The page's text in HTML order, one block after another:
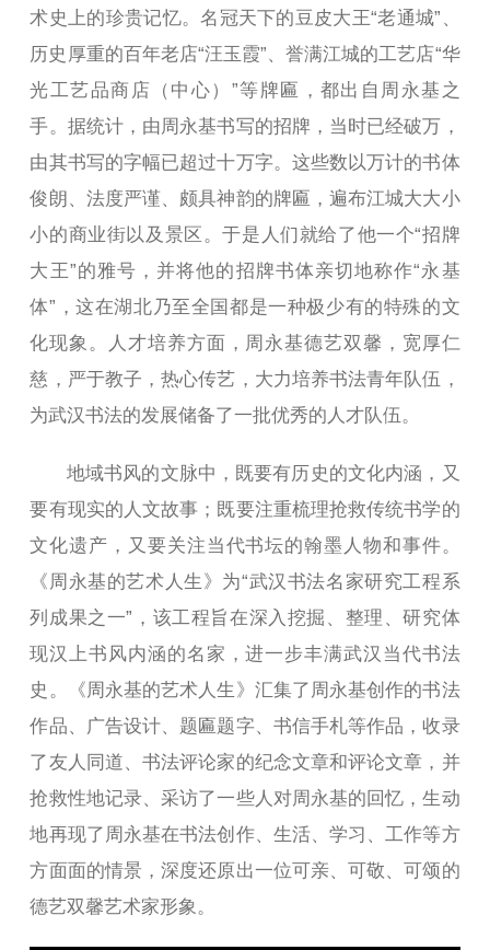
术史上的珍贵记忆。名冠天下的豆皮大王“老通城”、
历史厚重的百年老店“汪玉霞”、誉满江城的工艺店“华
光工艺品商店（中心）”等牌匾，都出自周永基之
手。据统计，由周永基书写的招牌，当时已经破万，
由其书写的字幅已超过十万字。这些数以万计的书体
俊朗、法度严谨、颇具神韵的牌匾，遍布江城大大小
小的商业街以及景区。于是人们就给了他一个“招牌
大王”的雅号，并将他的招牌书体亲切地称作“永基
体”，这在湖北乃至全国都是一种极少有的特殊的文
化现象。人才培养方面，周永基德艺双馨，宽厚仁
慈，严于教子，热心传艺，大力培养书法青年队伍，
为武汉书法的发展储备了一批优秀的人才队伍。
地域书风的文脉中，既要有历史的文化内涵，又
要有现实的人文故事；既要注重梳理抢救传统书学的
文化遗产，又要关注当代书坛的翰墨人物和事件。
《周永基的艺术人生》为“武汉书法名家研究工程系
列成果之一”，该工程旨在深入挖掘、整理、研究体
现汉上书风内涵的名家，进一步丰满武汉当代书法
史。《周永基的艺术人生》汇集了周永基创作的书法
作品、广告设计、题匾题字、书信手札等作品，收录
了友人同道、书法评论家的纪念文章和评论文章，并
抢救性地记录、采访了一些人对周永基的回忆，生动
地再现了周永基在书法创作、生活、学习、工作等方
方面面的情景，深度还原出一位可亲、可敬、可颂的
德艺双馨艺术家形象。